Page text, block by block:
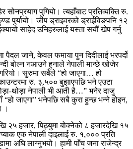
सोनप्रयाग पुगियो। त्यहाँबाट प्रतिव्यक्ति रु.
पुर्यायो। जीप ड्राइवरको ड्राईविङपनि १२
साहेद उनिहरुलाई यस्ता सयौं खेप गर्नु
पैदल जाने, केवल फमाया पुन दिदीलाई भरपर्दो
बोल्न नआउने हुनाले नेपाली मान्छे खोजेर
सुरुमा सबैले “हो जाएगा… हो
रु. ३,५०० बुझाएपछि भने एउटा
थोड़ा नेपाली भी आती है…” भनेर दाजु
“हो जाएगा” भनेपछि सबै कुरा हुन्छ भन्ने होइन,
।
२५ हजार, पिठ्युमा बोक्नेको ८ हजारदेखि १५
एक नेपाली दाइलाई रु. १,००० प्रति
अघि लाग्नुभयो। हामी पाँच जना राजेन्द्र